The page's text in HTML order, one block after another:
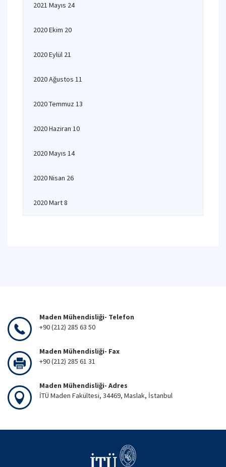
2021 Mayıs 24
2020 Ekim 20
2020 Eylül 21
2020 Ağustos 11
2020 Temmuz 13
2020 Haziran 10
2020 Mayıs 14
2020 Nisan 26
2020 Mart 8
Maden Mühendisliği- Telefon
+90 (212) 285 63 50
Maden Mühendisliği- Fax
+90 (212) 285 61 31
Maden Mühendisliği- Adres
İTÜ Maden Fakültesi, 34469, Maslak, İstanbul